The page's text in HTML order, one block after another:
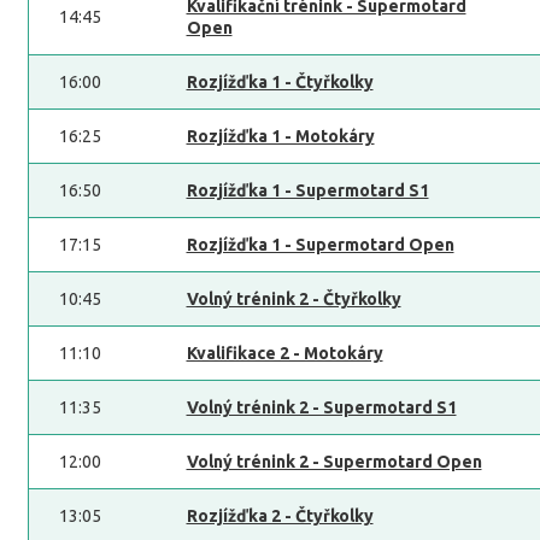
14:45
Kvalifikační trénink - Supermotard
Open
16:00 Rozjížďka 1 - Čtyřkolky
16:25 Rozjížďka 1 - Motokáry
16:50 Rozjížďka 1 - Supermotard S1
17:15 Rozjížďka 1 - Supermotard Open
10:45 Volný trénink 2 - Čtyřkolky
11:10 Kvalifikace 2 - Motokáry
11:35 Volný trénink 2 - Supermotard S1
12:00 Volný trénink 2 - Supermotard Open
13:05 Rozjížďka 2 - Čtyřkolky